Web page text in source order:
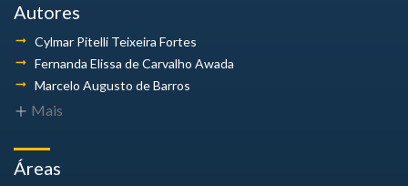
Autores
Cylmar Pitelli Teixeira Fortes
Fernanda Elissa de Carvalho Awada
Marcelo Augusto de Barros
Mais
Áreas